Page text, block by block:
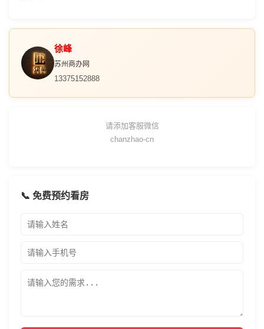
徐峰
苏州商办网
13375152888
请添加客服微信
chanzhao-cn
📞 免费预约看房